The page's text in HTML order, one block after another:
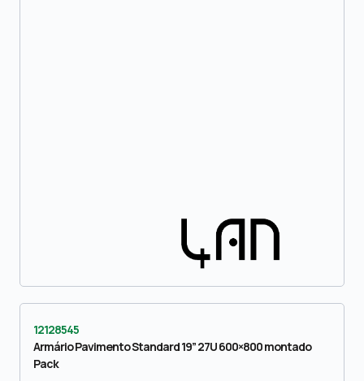
12128545
Armário Pavimento Standard 19” 27U 600×800 montado
Pack